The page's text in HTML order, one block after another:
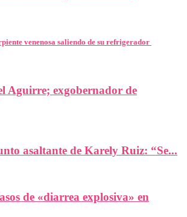
venenosa saliendo de su refrigerador
Aguirre; exgobernador de
asaltante de Karely Ruiz: “Se...
de «diarrea explosiva» en